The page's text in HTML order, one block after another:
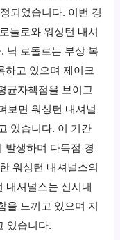
되었습니다. 이번 경
돌로와 워싱턴 내셔
닉 로돌로는 부상 복
하고 있으며 제이크
균자책점을 보이고
보면 워싱턴 내셔널
있습니다. 이 기간
발생하며 다득점 경
워싱턴 내셔널스의
내셔널스는 신시내
을 느끼고 있으며 지
있습니다.